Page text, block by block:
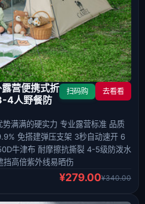
营便携式折
4人野餐防
扫码购 去看看
满满的硬实力 专业露营标准 品质
免搭建弹压支架 3秒自动速开 6
牛津布 耐摩擦抗撕裂 4-5级防泼水
高倍紫外线易晒伤
¥279.00¥340.00